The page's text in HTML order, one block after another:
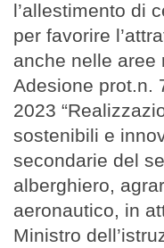
l’allestimento di
per favorire
anche nelle aree
Adesione prot.n.
2023
sostenibili e
secondarie del
alberghiero,
aeronautico, in
Ministro